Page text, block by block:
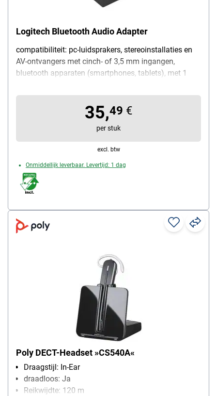
Logitech Bluetooth Audio Adapter
compatibiliteit: pc-luidsprakers, stereoinstallaties en
AV-ontvangers met cinch- of 3,5 mm ingangen,
bluetooth apparaten (smartphones, tablets), met 1
cinch op 3,5 mm kabel en netsnoer, 2 jaar garantie
35,49 €
per stuk
excl. btw
Onmiddellijk leverbaar. Levertijd: 1 dag
Poly DECT-Headset »CS540A«
Draagstijl: In-Ear
draadloos: Ja
Reikwijdte: 120 m